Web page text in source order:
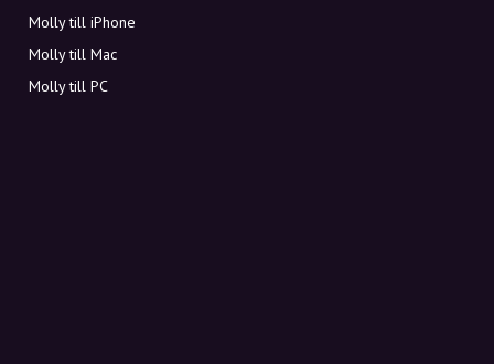
Molly till iPhone
Molly till Mac
Molly till PC